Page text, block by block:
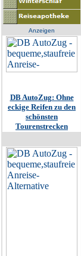
Anzeigen
DB AutoZug: Ohne
eckige Reifen zu den
schönsten
Tourenstrecken